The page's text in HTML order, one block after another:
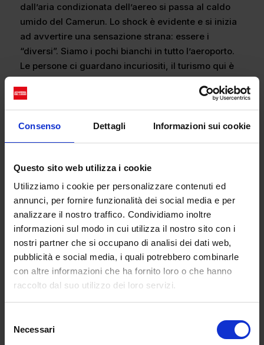
Consenso Dettagli Informazioni sui cookie
Questo sito web utilizza i cookie
Utilizziamo i cookie per personalizzare contenuti ed
annunci, per fornire funzionalità dei social media e per
analizzare il nostro traffico. Condividiamo inoltre
informazioni sul modo in cui utilizza il nostro sito con i
nostri partner che si occupano di analisi dei dati web,
pubblicità e social media, i quali potrebbero combinarle
con altre informazioni che ha fornito loro o che hanno
raccolto dal suo utilizzo dei loro servizi.
delNecessari
dall’aria condizionata dell’aereo si passa al caldo
umido del Camerun. Lo shock è evidente e si inizia
ad avvertire una sensazione strana: essere i
“diversi”. Siamo i pochi bianchi in tutto l’aeroporto.
Le persone ci guardano incuriositi, il turismo qui è
poco sviluppato e vedere un europeo è strano.